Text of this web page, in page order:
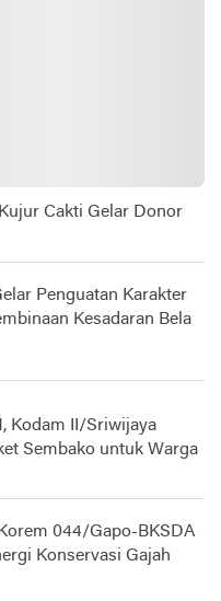
Cakti Gelar Donor
Penguatan Karakter
Kesadaran Bela
Kodam II/Sriwijaya
Sembako untuk Warga
044/Gapo-BKSDA
Konservasi Gajah